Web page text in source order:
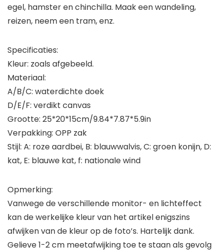
egel, hamster en chinchilla. Maak een wandeling,
reizen, neem een tram, enz.
Specificaties:
Kleur: zoals afgebeeld.
Materiaal:
A/B/C: waterdichte doek
D/E/F: verdikt canvas
Grootte: 25*20*15cm/9.84*7.87*5.9in
Verpakking: OPP zak
Stijl: A: roze aardbei, B: blauwwalvis, C: groen konijn, D:
kat, E: blauwe kat, f: nationale wind
Opmerking:
Vanwege de verschillende monitor- en lichteffect
kan de werkelijke kleur van het artikel enigszins
afwijken van de kleur op de foto’s. Hartelijk dank.
Gelieve 1-2 cm meetafwijking toe te staan als gevolg